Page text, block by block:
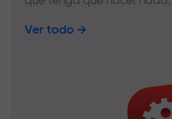
Ver todo